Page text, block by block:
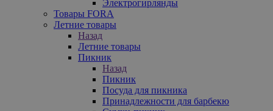
Электрогирлянды
Товары FORA
Летние товары
Назад
Летние товары
Пикник
Назад
Пикник
Посуда для пикника
Принадлежности для барбекю